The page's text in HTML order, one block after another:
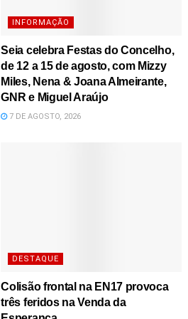
INFORMAÇÃO
Seia celebra Festas do Concelho,
de 12 a 15 de agosto, com Mizzy
Miles, Nena & Joana Almeirante,
GNR e Miguel Araújo
7 DE AGOSTO, 2026
DESTAQUE
Colisão frontal na EN17 provoca
três feridos na Venda da